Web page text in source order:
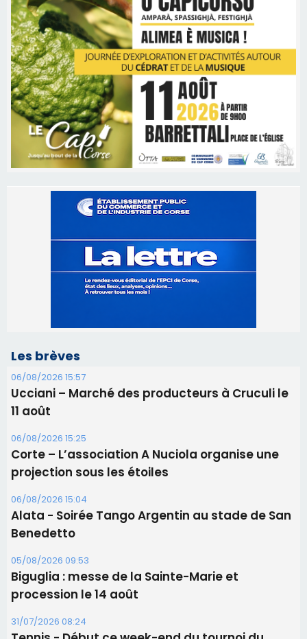
Les brèves
06/08/2026 15:57
11 août
06/08/2026 15:25
projection sous les étoiles
06/08/2026 15:04
Benedetto
05/08/2026 09:53
procession le 14 août